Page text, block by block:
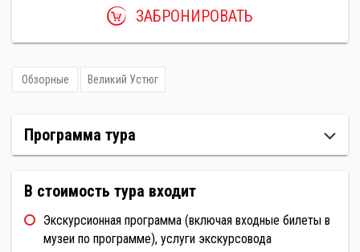
ЗАБРОНИРОВАТЬ
Обзорные Великий Устюг
Программа тура
В стоимость тура входит
Экскурсионная программа (включая входные билеты в
музеи по программе), услуги экскурсовода